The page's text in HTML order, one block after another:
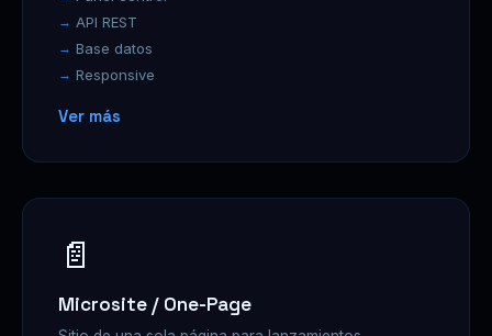
API REST
Base datos
Responsive
Ver más
📄
Microsite / One-Page